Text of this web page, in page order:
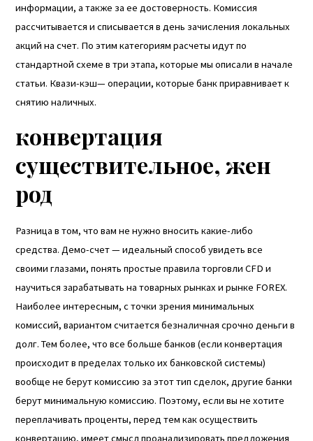
информации, а также за ее достоверность. Комиссия
рассчитывается и списывается в день зачисления локальных
акций на счет. По этим категориям расчеты идут по
стандартной схеме в три этапа, которые мы описали в начале
статьи. Квази-кэш— операции, которые банк приравнивает к
снятию наличных.
конвертация
cуществительное, жен
род
Разница в том, что вам не нужно вносить какие-либо
средства. Демо-счет — идеальный способ увидеть все
своими глазами, понять простые правила торговли CFD и
научиться зарабатывать на товарных рынках и рынке FOREX.
Наиболее интересным, с точки зрения минимальных
комиссий, вариантом считается безналичнаясрочно деньги в
долг. Тем более, что все больше банков (если конвертация
происходит в пределах только их банковской системы)
вообще не берут комиссию за этот тип сделок, другие банки
берут минимальную комиссию. Поэтому, если вы не хотите
переплачивать проценты, перед тем как осуществить
конвертацию, имеет смысл проанализировать предложения